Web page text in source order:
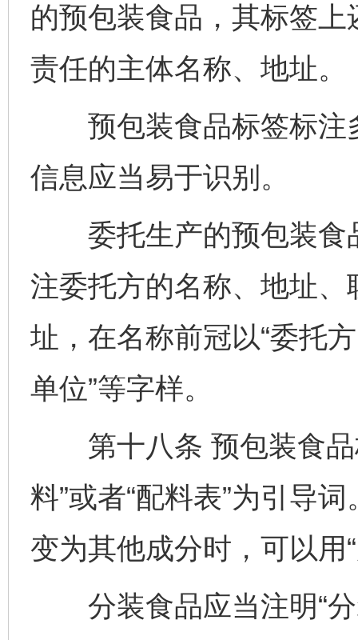
的预包装食品，其标签
责任的主体名称、地址。
预包装食品标签标注
信息应当易于识别。
委托生产的预包装食
注委托方的名称、地址
址，在名称前冠以“委托
单位”等字样。
第十八条 预包装食品
料”或者“配料表”为引导
变为其他成分时，可以用
分装食品应当注明“分